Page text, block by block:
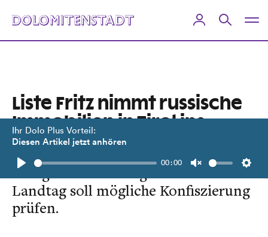
Ihr Dolo Plus Vorteil:
Diesen Artikel jetzt anhören
Play
00:00
Unmute
Liste Fritz nimmt russische
Immobilien in Tirol ins
Visier
Dringlichkeitsantrag im März-
Landtag soll mögliche Konfiszierung
prüfen.